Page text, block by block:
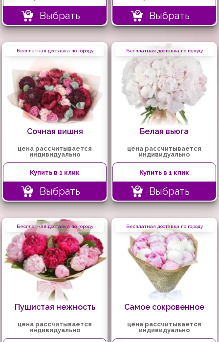
Выбрать Выбрать
Бесплатная доставка по городу
Сочная вишня
цена рассчитывается
индивидуально
Купить в 1 клик
Выбрать
Бесплатная доставка по городу
Белая вьюга
цена рассчитывается
индивидуально
Купить в 1 клик
Выбрать
Бесплатная доставка по городу
Пушистая нежность
цена рассчитывается
индивидуально
Бесплатная доставка по городу
Самое сокровенное
цена рассчитывается
индивидуально